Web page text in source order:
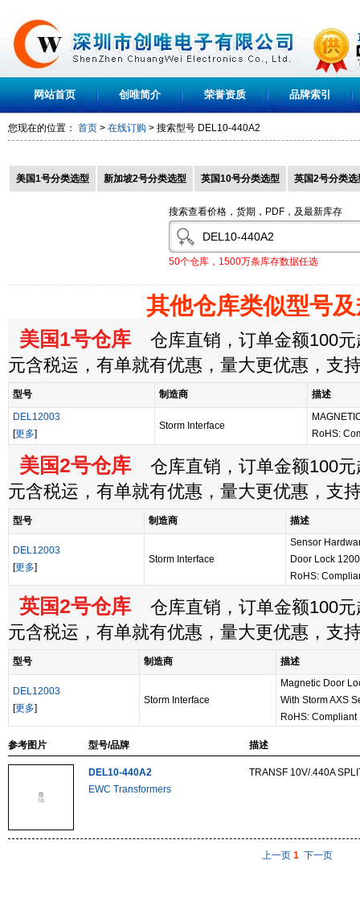
网站首页 创唯简介 荣誉资质 品牌索引
您现在的位置： 首页 > 在线订购 > 搜索型号 DEL10-440A2
美国1号分类选型 新加坡2号分类选型 英国10号分类选型 英国2号分类选
搜索查看价格，货期，PDF，及最新库存
50个仓库，1500万条库存数据任选
其他仓库类似型号
美国1号仓库 仓库直销，订单金额100元
元含税运，有单就有优惠，量大更优惠，支
型号 制造商
描述
DEL12003
[更多]
Storm Interface
RoHS:
美国2号仓库 仓库直销，订单金额100元
元含税运，有单就有优惠，量大更优惠，支
型号 制造商 描述
DEL12003
[更多]
Storm Interface
Sensor
Door Lock
RoHS:
英国2号仓库 仓库直销，订单金额100元
元含税运，有单就有优惠，量大更优惠，支
型号 制造商 描述
DEL12003
[更多]
Storm Interface
Magnetic Door
With Storm AXS
RoHS: Compliant
参考图片 型号/品牌 描述
DEL10-440A2
EWC Transformers
TRANSF 10V/.440A
上一页 1 下一页